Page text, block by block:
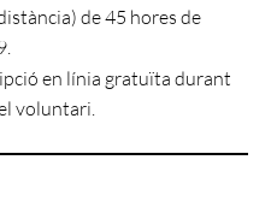
de 45 hores de
en línia gratuïta durant
voluntari.